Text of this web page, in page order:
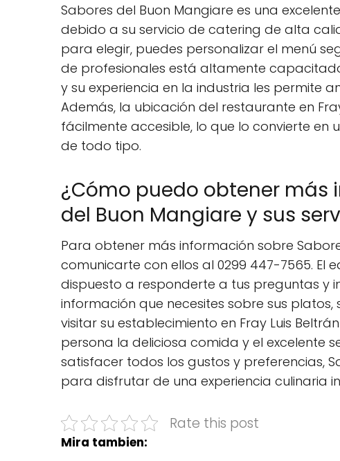
Sabores del Buon Mangiare es una
debido a su servicio de catering de alta
para elegir, puedes personalizar el menú
de profesionales está altamente
y su experiencia en la industria les permite
Además, la ubicación del restaurante en
fácilmente accesible, lo que lo convierte en
de todo tipo.
¿Cómo puedo obtener más
del Buon Mangiare y sus
Para obtener más información sobre
comunicarte con ellos al 0299 447-7565. El
dispuesto a responderte a tus preguntas y
información que necesites sobre sus
visitar su establecimiento en Fray Luis
persona la deliciosa comida y el excelente
satisfacer todos los gustos y preferencias,
para disfrutar de una experiencia culinaria
Rate this post
Mira tambien: